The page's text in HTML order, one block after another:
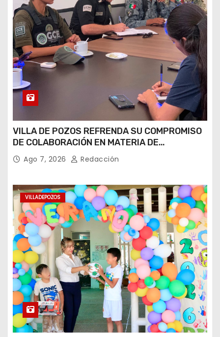
VILLA DE POZOS REFRENDA SU COMPROMISO
DE COLABORACIÓN EN MATERIA DE
SEGURIDAD
Ago 7, 2026 Redacción
VILLADEPOZOS